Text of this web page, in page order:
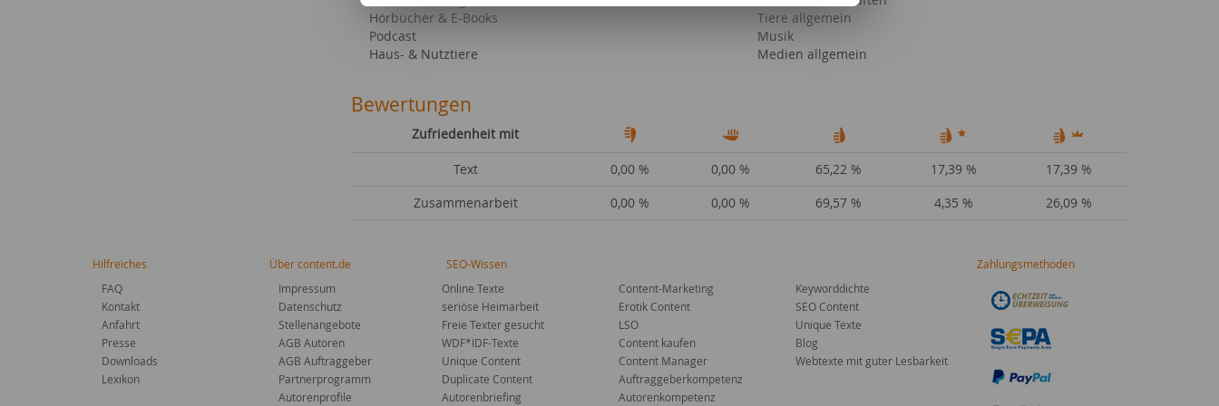
Hörbücher & E-Books
Podcast
Haus- & Nutztiere
Tiere allgemein
Musik
Medien allgemein
Bewertungen
Zufriedenheit mit
Text 0,00 % 0,00 % 65,22 % 17,39 %
17,39 %
Zusammenarbeit
0,00 % 0,00 % 69,57 % 4,35 % 26,09 %
Hilfreiches
FAQ
Kontakt
Anfahrt
Presse
Downloads
Lexikon
Über content.de
Impressum
Datenschutz
Stellenangebote
AGB Autoren
AGB Auftraggeber
Partnerprogramm
Autorenprofile
SEO-Wissen
Online Texte
seriöse Heimarbeit
Freie Texter gesucht
WDF*IDF-Texte
Unique Content
Duplicate Content
Autorenbriefing
Content-Marketing
Erotik Content
LSO
Content kaufen
Content Manager
Auftraggeberkompetenz
Autorenkompetenz
Keyworddichte
SEO Content
Unique Texte
Blog
Webtexte mit guter Lesbarkeit
Zahlungsmethoden